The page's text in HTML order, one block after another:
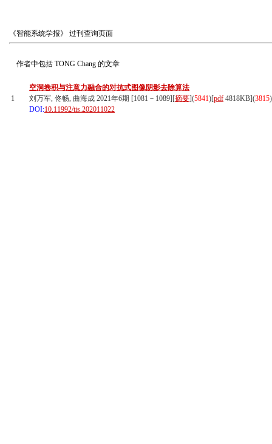
《智能系统学报》 过刊查询页面
作者中包括 TONG Chang 的文章
1
空洞卷积与注意力融合的对抗式图像阴影去除算法
刘万军, 佟畅, 曲海成 2021年6期 [1081－1089][摘要](5841)[pdf 4818KB](3815)
DOI:10.11992/tis.202011022